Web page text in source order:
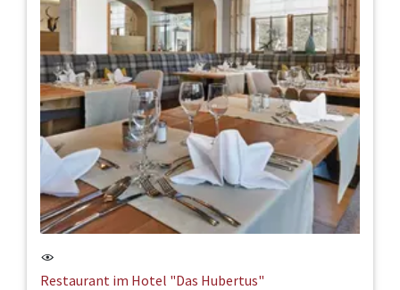
Restaurant im Hotel "Das Hubertus"